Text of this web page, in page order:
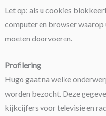
Let op: als u cookies
computer en browser waarop
moeten doorvoeren.
Profilering
Hugo gaat na welke
worden bezocht. Deze
kijkcijfers voor televisie en